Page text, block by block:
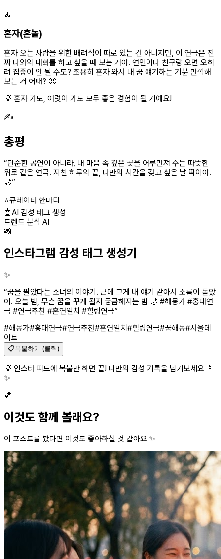
🧘
혼자(혼놀)
혼자 오는 사람을 위한 배려석이 따로 있는 건 아니지만, 이 연극은 진
짜 나와의 대화를 하고 싶을 때 보는 거야. 연인이나 친구랑 오면 오히
려 집중이 안 될 수도? 조용히 혼자 와서 내 꿈 얘기하는 기분 만끽해
보는 거 어때? 🥺
💡 혼자 가도, 여럿이 가도 모두 좋은 경험이 될 거예요!
✍️
총평
“단순한 공연이 아니라, 내 마음 속 깊은 곳을 어루만져 주는 따뜻한
위로 같은 연극. 지친 하루의 끝, 나만의 시간을 갖고 싶은 날 딱이야.
🌙”
⭐큐레이터 한마디
🤖AI 감성 태그 생성
트렌드 분석 AI
📸
인스타그램 감성 태그 생성기
✨
“꿈을 팔았다는 소녀의 이야기. 근데 그게 내 얘기 같아서 소름이 돋았
어. 오늘 밤, 무슨 꿈을 꾸게 될지 궁금해지는 밤 🌙 #해몽가 #홍대연
극 #연극추천 #혼연일치 #힐링연극”
#해몽가#홍대연극#연극추천#혼연일치#힐링연극#꿈해몽#서울데
이트
📋복붙하기 (클릭)
💡 인스타 피드에 복붙만 하면 끝! 나만의 감성 기록을 남겨보세요 📱
✨
💕
이것도 함께 볼래요?
이 포스트를 봤다면 이것도 좋아하실 것 같아요 ✨